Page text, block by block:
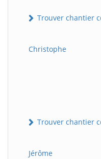
Trouver chantier
Christophe
Trouver chantier
Jérôme